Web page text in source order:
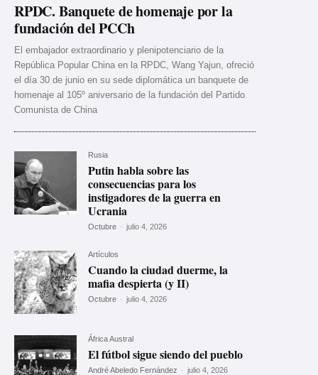
RPDC. Banquete de homenaje por la
fundación del PCCh
El embajador extraordinario y plenipotenciario de la
República Popular China en la RPDC, Wang Yajun, ofreció
el día 30 de junio en su sede diplomática un banquete de
homenaje al 105º aniversario de la fundación del Partido
Comunista de China
Rusia
Putin habla sobre las
consecuencias para los
instigadores de la guerra en
Ucrania
Octubre - julio 4, 2026
Artículos
Cuando la ciudad duerme, la
mafia despierta (y II)
Octubre - julio 4, 2026
África Austral
El fútbol sigue siendo del pueblo
André Abeledo Fernández - julio 4, 2026